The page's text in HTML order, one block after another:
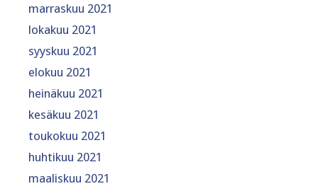
marraskuu 2021
lokakuu 2021
syyskuu 2021
elokuu 2021
heinäkuu 2021
kesäkuu 2021
toukokuu 2021
huhtikuu 2021
maaliskuu 2021